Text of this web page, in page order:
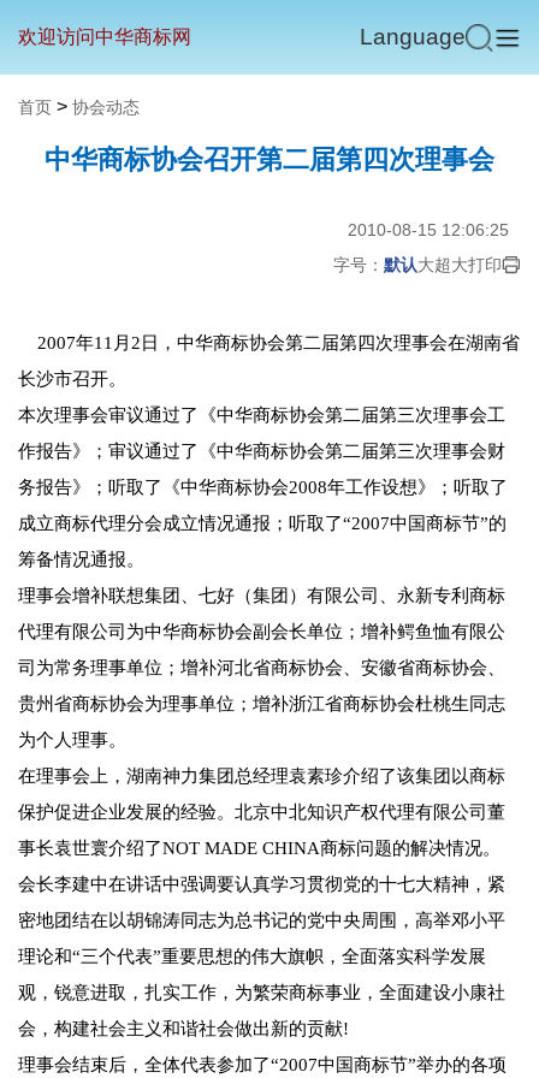
欢迎访问中华商标网 Language
首页 > 协会动态
中华商标协会召开第二届第四次理事会
2010-08-15 12:06:25
字号： 默认大超大打印
2007年11月2日，中华商标协会第二届第四次理事会在湖南省
长沙市召开。
本次理事会审议通过了《中华商标协会第二届第三次理事会工
作报告》；审议通过了《中华商标协会第二届第三次理事会财
务报告》；听取了《中华商标协会2008年工作设想》；听取了
成立商标代理分会成立情况通报；听取了“2007中国商标节”的
筹备情况通报。
理事会增补联想集团、七好（集团）有限公司、永新专利商标
代理有限公司为中华商标协会副会长单位；增补鳄鱼恤有限公
司为常务理事单位；增补河北省商标协会、安徽省商标协会、
贵州省商标协会为理事单位；增补浙江省商标协会杜桃生同志
为个人理事。
在理事会上，湖南神力集团总经理袁素珍介绍了该集团以商标
保护促进企业发展的经验。北京中北知识产权代理有限公司董
事长袁世寰介绍了NOT MADE CHINA商标问题的解决情况。
会长李建中在讲话中强调要认真学习贯彻党的十七大精神，紧
密地团结在以胡锦涛同志为总书记的党中央周围，高举邓小平
理论和“三个代表”重要思想的伟大旗帜，全面落实科学发展
观，锐意进取，扎实工作，为繁荣商标事业，全面建设小康社
会，构建社会主义和谐社会做出新的贡献!
理事会结束后，全体代表参加了“2007中国商标节”举办的各项